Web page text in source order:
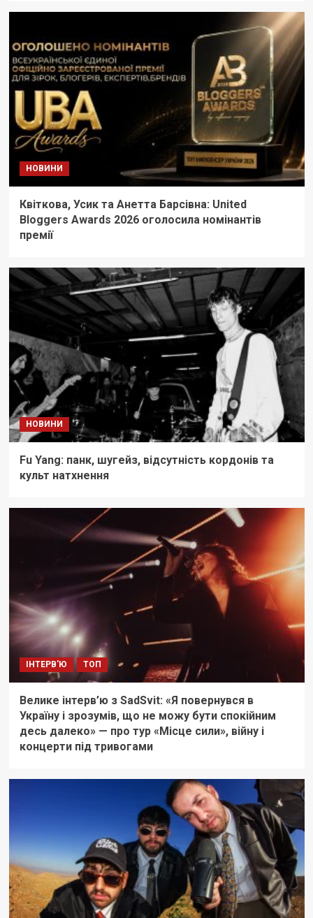
НОВИНИ
Квіткова, Усик та Анетта Барсівна: United
Bloggers Awards 2026 оголосила номінантів
премії
НОВИНИ
Fu Yang: панк, шугейз, відсутність кордонів та
культ натхнення
ІНТЕРВ'Ю ТОП
Велике інтерв’ю з SadSvit: «Я повернувся в
Україну і зрозумів, що не можу бути спокійним
десь далеко» — про тур «Місце сили», війну і
концерти під тривогами